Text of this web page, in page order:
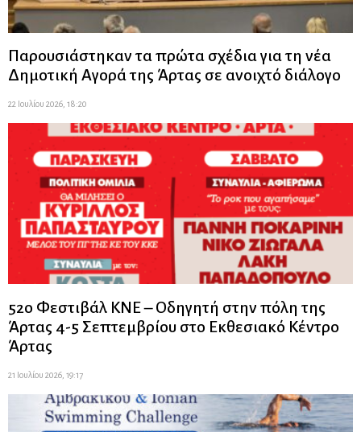
Παρουσιάστηκαν τα πρώτα σχέδια για τη νέα
Δημοτική Αγορά της Άρτας σε ανοιχτό διάλογο
22 Ιουλίου 2026, 18:20
52ο Φεστιβάλ ΚΝΕ – Οδηγητή στην πόλη της
Άρτας 4-5 Σεπτεμβρίου στο Εκθεσιακό Κέντρο
Άρτας
21 Ιουλίου 2026, 19:17